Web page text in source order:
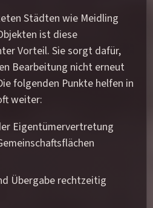
Städten wie Meidling
ist diese
Vorteil. Sie sorgt dafür,
Bearbeitung nicht erneut
folgenden Punkte helfen in
weiter:
Eigentümervertretung
Übergabe rechtzeitig